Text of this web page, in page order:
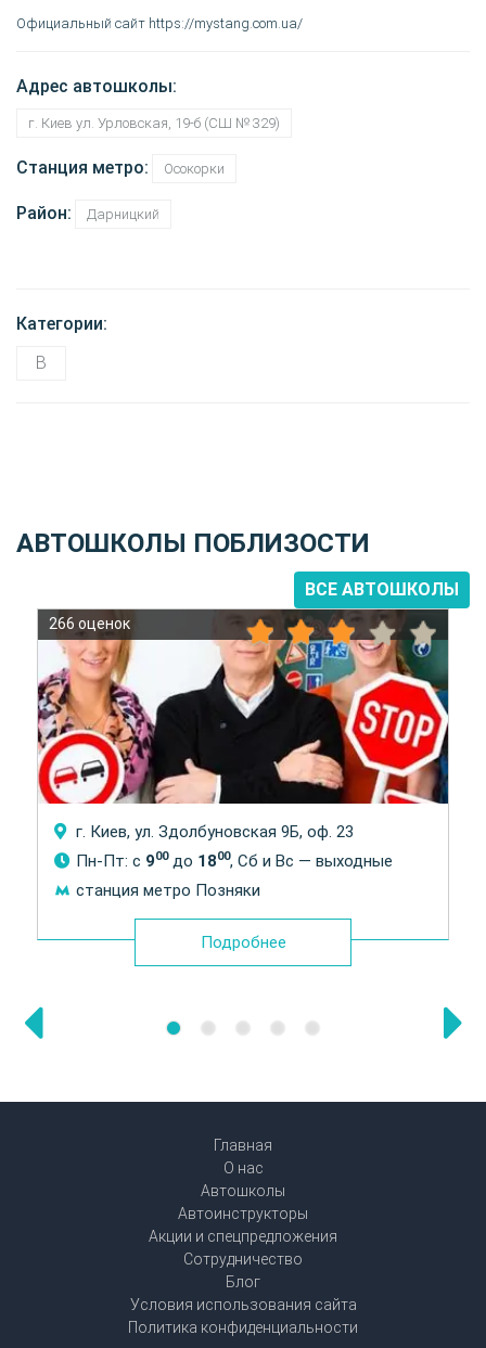
Официальный сайт https://mystang.com.ua/
Адрес автошколы:
г. Киев ул. Урловская, 19-б (СШ № 329)
Станция метро: Осокорки
Район: Дарницкий
Категории:
B
АВТОШКОЛЫ ПОБЛИЗОСТИ
ВСЕ АВТОШКОЛЫ
266 оценок
г. Киев, ул. Здолбуновская 9Б, оф. 23
Пн-Пт: с 900до 1800, Сб и Вс — выходные
станция метро Позняки
Подробнее
Главная
О нас
Автошколы
Автоинструкторы
Акции и спецпредложения
Сотрудничество
Блог
Условия использования сайта
Политика конфиденциальности